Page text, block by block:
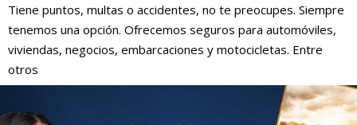
Tiene puntos, multas o accidentes, no te preocupes. Siempre
tenemos una opción. Ofrecemos seguros para automóviles,
viviendas, negocios, embarcaciones y motocicletas. Entre
otros